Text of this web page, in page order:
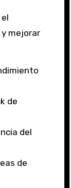
mejorar
de
del
de